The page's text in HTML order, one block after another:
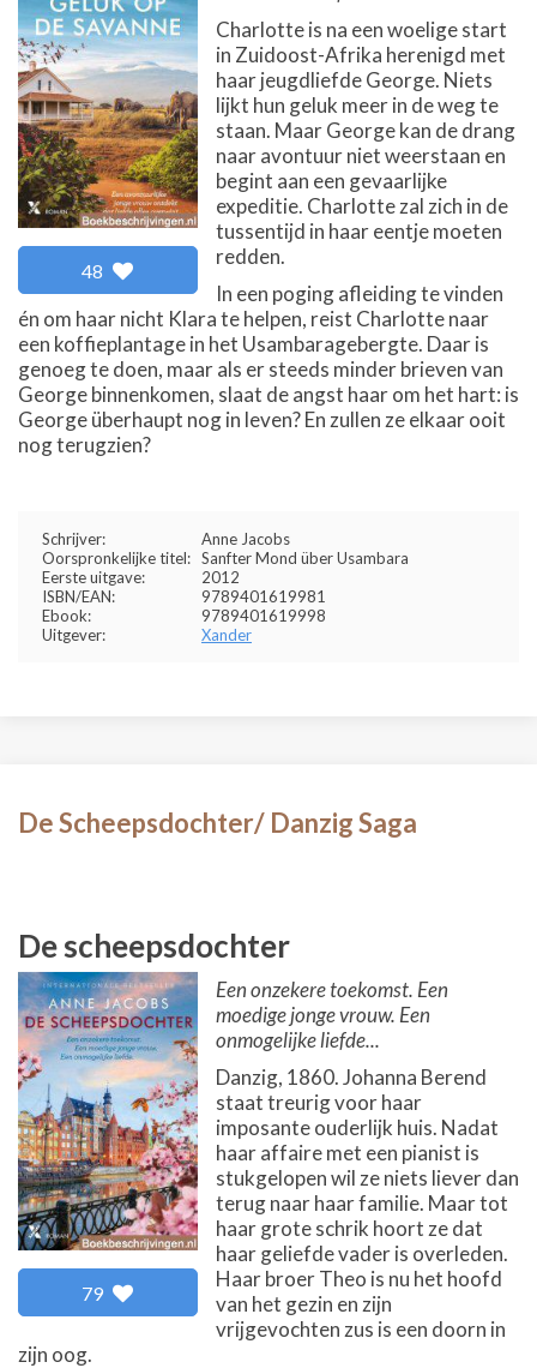
48
Charlotte is na een woelige start
in Zuidoost-Afrika herenigd met
haar jeugdliefde George. Niets
lijkt hun geluk meer in de weg te
staan. Maar George kan de drang
naar avontuur niet weerstaan en
begint aan een gevaarlijke
expeditie. Charlotte zal zich in de
tussentijd in haar eentje moeten
redden.
In een poging afleiding te vinden
én om haar nicht Klara te helpen, reist Charlotte naar
een koffieplantage in het Usambaragebergte. Daar is
genoeg te doen, maar als er steeds minder brieven van
George binnenkomen, slaat de angst haar om het hart: is
George überhaupt nog in leven? En zullen ze elkaar ooit
nog terugzien?
Schrijver:
Anne Jacobs
Oorspronkelijke titel: Sanfter Mond über Usambara
Eerste uitgave:
2012
ISBN/EAN:
9789401619981
Ebook:
9789401619998
Uitgever:
Xander
De Scheepsdochter/ Danzig Saga
De scheepsdochter
79
Een onzekere toekomst. Een
moedige jonge vrouw. Een
onmogelijke liefde...
Danzig, 1860. Johanna Berend
staat treurig voor haar
imposante ouderlijk huis. Nadat
haar affaire met een pianist is
stukgelopen wil ze niets liever dan
terug naar haar familie. Maar tot
haar grote schrik hoort ze dat
haar geliefde vader is overleden.
Haar broer Theo is nu het hoofd
van het gezin en zijn
vrijgevochten zus is een doorn in
zijn oog.